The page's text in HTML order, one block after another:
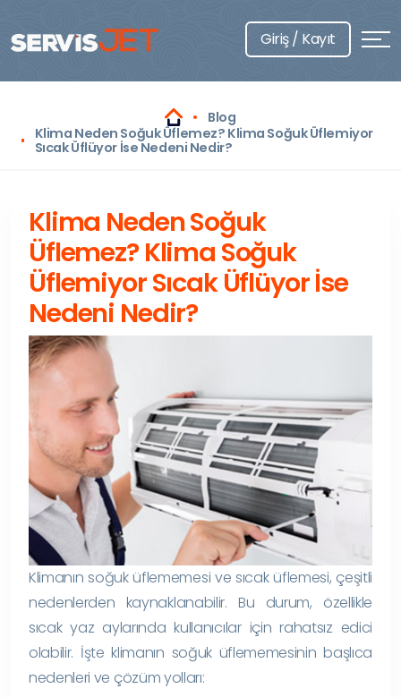
Giriş / Kayıt
Blog
Klima Neden Soğuk Üflemez? Klima Soğuk Üflemiyor
Sıcak Üflüyor İse Nedeni Nedir?
Klima Neden Soğuk
Üflemez? Klima Soğuk
Üflemiyor Sıcak Üflüyor İse
Nedeni Nedir?
Klimanın soğuk üflememesi ve sıcak üflemesi, çeşitli
nedenlerden kaynaklanabilir. Bu durum, özellikle
sıcak yaz aylarında kullanıcılar için rahatsız edici
olabilir. İşte klimanın soğuk üflememesinin başlıca
nedenleri ve çözüm yolları: